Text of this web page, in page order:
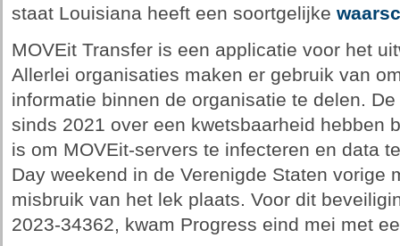
staat Louisiana heeft een soortgelijke
MOVEit Transfer is een applicatie voor het
Allerlei organisaties maken er gebruik van
informatie binnen de organisatie te delen.
sinds 2021 over een kwetsbaarheid hebben
is om MOVEit-servers te infecteren en data
Day weekend in de Verenigde Staten vorige
misbruik van het lek plaats. Voor dit
2023-34362, kwam Progress eind mei met